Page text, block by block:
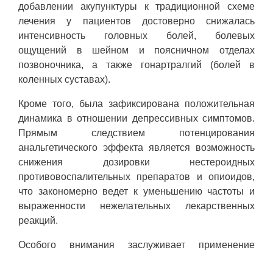
добавлении акупунктуры к традиционной схеме
лечения у пациентов достоверно снижалась
интенсивность головных болей, болевых
ощущений в шейном и поясничном отделах
позвоночника, а также гонартралгий (болей в
коленных суставах).
Кроме того, была зафиксирована положительная
динамика в отношении депрессивных симптомов.
Прямым следствием потенцирования
анальгетического эффекта является возможность
снижения дозировки нестероидных
противовоспалительных препаратов и опиоидов,
что закономерно ведет к уменьшению частоты и
выраженности нежелательных лекарственных
реакций.
Особого внимания заслуживает применение